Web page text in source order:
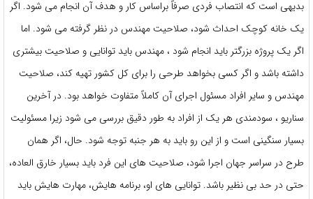
بدیهی است که انتصاب فردی صرفاً براساس کار و هدف آن انجام می شود. اگر
یک خانه کوچک احداث شود، صلاحیت مهندس در نظر گرفته می شود. اما
اگر یک پروژه بزرگتر باید انجام شود ، مهندس باید توانایی و صلاحیت بیشتری
داشته باشد و اگر کسی بخواهد طرحی را برای کل کشور تهیه کند، صلاحیت
مهندس و سایر افراد مسئول اجرای آن کاملاً متفاوت خواهد بود. در آخرین
سناریو ، سودمندی هر یک از افراد به طور دقیق بررسی می شود زیرا مسئولیت
بسیار سنگینی است و از این رو باید به هر جنبه توجه شود. حال، اگر همان
طرح در سراسر جهان اجرا شود، صلاحیت های این فرد باید بسیار خارق العاده،
حتی در حد بی نظیر باشد. توانایی های او، برنامه هایش، مهارت هایش باید